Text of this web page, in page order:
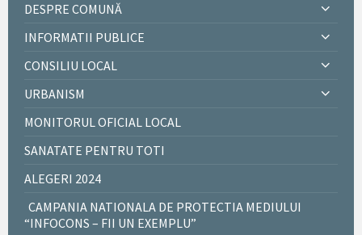
DESPRE COMUNĂ
INFORMATII PUBLICE
CONSILIU LOCAL
URBANISM
MONITORUL OFICIAL LOCAL
SANATATE PENTRU TOTI
ALEGERI 2024
CAMPANIA NATIONALA DE PROTECTIA MEDIULUI
“INFOCONS – FII UN EXEMPLU”